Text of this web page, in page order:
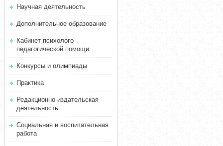
Научная деятельность
Дополнительное образование
Кабинет психолого-
педагогической помощи
Конкурсы и олимпиады
Практика
Редакционно-издательская
деятельность
Социальная и воспитательная
работа